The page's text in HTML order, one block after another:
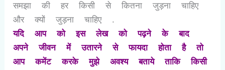
समझा की हर किसी से कितना जुड़ना चाहिए
और क्यों जुड़ना चाहिए .
यदि आप को इस लेख को पढ़ने के बाद
अपने जीवन में उतारने से फायदा होता है तो
आप कमेंट करके मुझे अवश्य बताये ताकि किसी